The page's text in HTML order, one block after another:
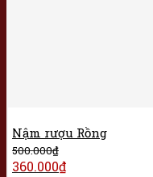
Nậm rượu Rồng
500.000₫
360.000₫